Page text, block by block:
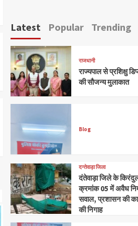
Latest Popular Trending
राजधानी
राज्यपाल से प्रशिक्षु
की सौजन्य मुलाकात
Blog
दन्तेवाड़ा जिला
दंतेवाड़ा जिले के
क्रमांक 05 में अवैध
सवाल, प्रशासन की
की निगाह